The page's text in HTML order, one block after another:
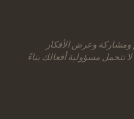
ومشاركة وعرض الأفكار
نتحمل مسؤولية أفعالك بناءً